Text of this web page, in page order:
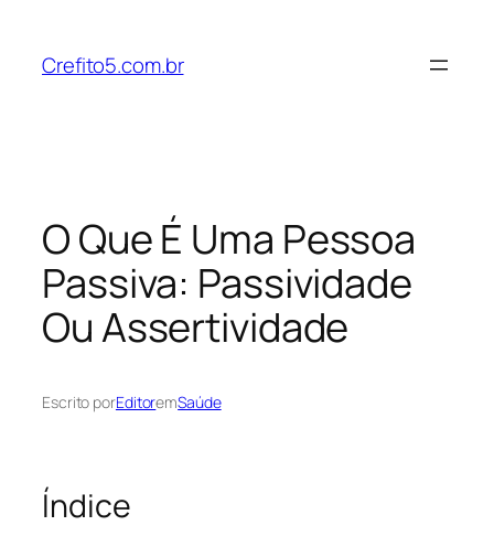
Crefito5.com.br
O Que É Uma Pessoa
Passiva: Passividade
Ou Assertividade
Escrito porEditoremSaúde
Índice